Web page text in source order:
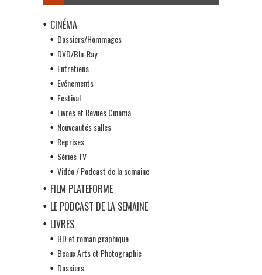
CINÉMA
Dossiers/Hommages
DVD/Blu-Ray
Entretiens
Evénements
Festival
Livres et Revues Cinéma
Nouveautés salles
Reprises
Séries TV
Vidéo / Podcast de la semaine
FILM PLATEFORME
LE PODCAST DE LA SEMAINE
LIVRES
BD et roman graphique
Beaux Arts et Photographie
Dossiers